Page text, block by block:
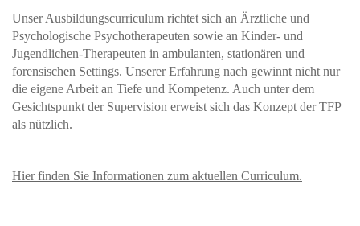
Unser Ausbildungscurriculum richtet sich an Ärztliche und
Psychologische Psychotherapeuten sowie an Kinder- und
Jugendlichen-Therapeuten in ambulanten, stationären und
forensischen Settings. Unserer Erfahrung nach gewinnt nicht nur
die eigene Arbeit an Tiefe und Kompetenz. Auch unter dem
Gesichtspunkt der Supervision erweist sich das Konzept der TFP
als nützlich.
Hier finden Sie Informationen zum aktuellen Curriculum.